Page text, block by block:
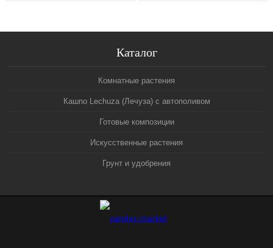
Каталог
Комнатные растения
Кашпо Lechuza (Лечуза) с автополивом
Готовые композиции
Искусственные растения
Грунт и удобрения